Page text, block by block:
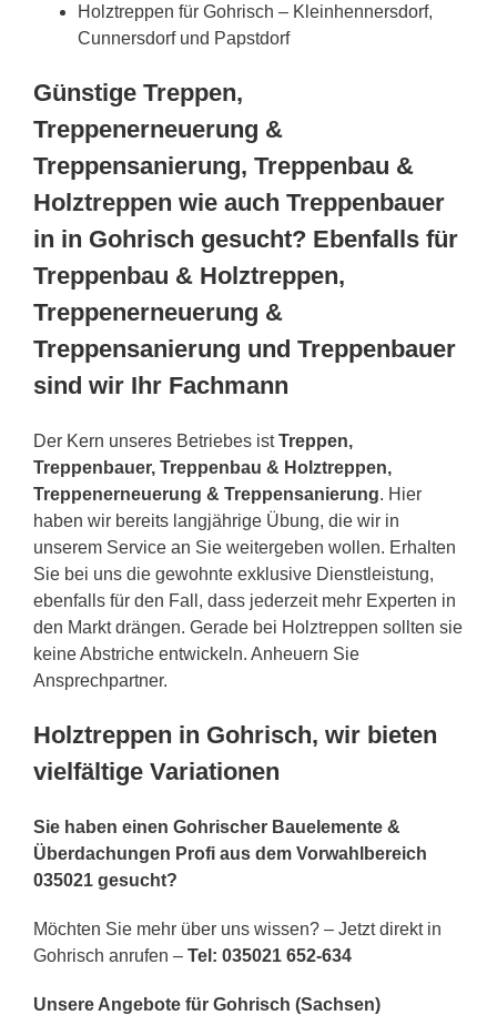
Holztreppen für Gohrisch – Kleinhennersdorf,
Cunnersdorf und Papstdorf
Günstige Treppen,
Treppenerneuerung &
Treppensanierung, Treppenbau &
Holztreppen wie auch Treppenbauer
in in Gohrisch gesucht? Ebenfalls für
Treppenbau & Holztreppen,
Treppenerneuerung &
Treppensanierung und Treppenbauer
sind wir Ihr Fachmann
Der Kern unseres Betriebes istTreppen,
Treppenbauer, Treppenbau & Holztreppen,
Treppenerneuerung & Treppensanierung. Hier
haben wir bereits langjährige Übung, die wir in
unserem Service an Sie weitergeben wollen. Erhalten
Sie bei uns die gewohnte exklusive Dienstleistung,
ebenfalls für den Fall, dass jederzeit mehr Experten in
den Markt drängen. Gerade bei Holztreppen sollten sie
keine Abstriche entwickeln. Anheuern Sie
Ansprechpartner.
Holztreppen in Gohrisch, wir bieten
vielfältige Variationen
Sie haben einen Gohrischer Bauelemente &
Überdachungen Profi aus dem Vorwahlbereich
035021 gesucht?
Möchten Sie mehr über uns wissen? – Jetzt direkt in
Gohrisch anrufen – Tel: 035021 652-634
Unsere Angebote für Gohrisch (Sachsen)